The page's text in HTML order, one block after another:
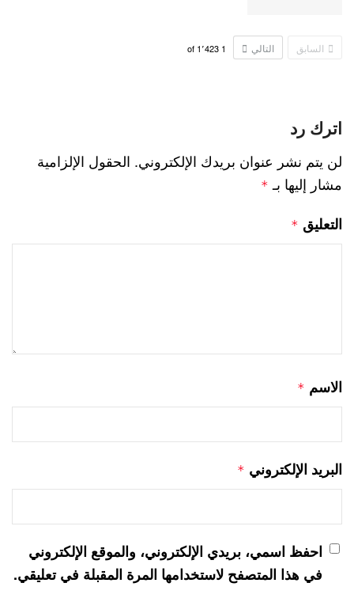
السابق التالي 1 1٬423
اترك رد
لن يتم نشر عنوان بريدك الإلكتروني. الحقول الإلزامية
مشار إليها بـ *
التعليق *
الاسم *
البريد الإلكتروني *
احفظ اسمي، بريدي الإلكتروني، والموقع الإلكتروني
في هذا المتصفح لاستخدامها المرة المقبلة في تعليقي.